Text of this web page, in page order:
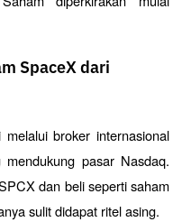
SpaceX dari
broker internasional
pasar Nasdaq.
dan beli seperti saham
sulit didapat ritel asing.